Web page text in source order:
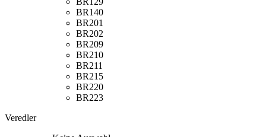
BR140
BR201
BR202
BR209
BR210
BR211
BR215
BR220
BR223
Veredler